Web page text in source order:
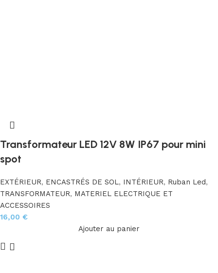
Transformateur LED 12V 8W IP67 pour mini
spot
EXTÉRIEUR, ENCASTRÉS DE SOL, INTÉRIEUR, Ruban Led,
TRANSFORMATEUR, MATERIEL ELECTRIQUE ET
ACCESSOIRES
16,00 €
Ajouter au panier